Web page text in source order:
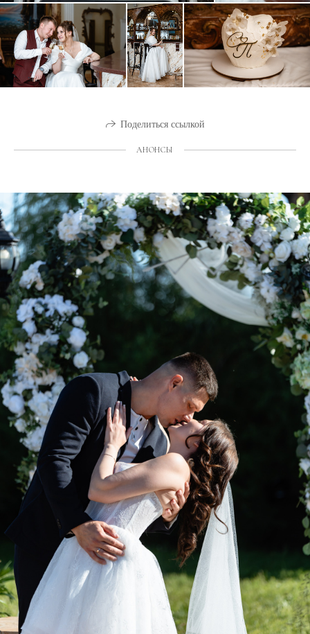
Поделиться ссылкой
АНОНСЫ